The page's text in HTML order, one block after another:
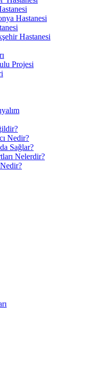
Hastanesi
Hastanesi
Projesi
Nedir?
Sağlar?
Nelerdir?